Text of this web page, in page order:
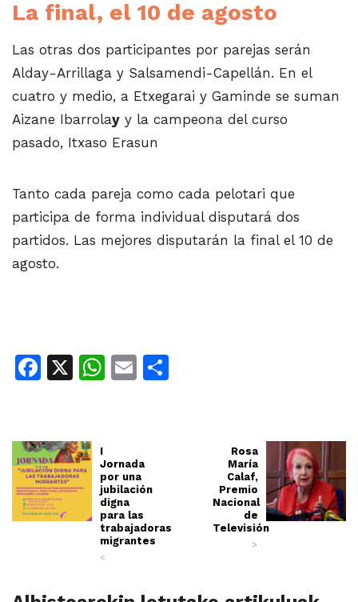
La final, el 10 de agosto
Las otras dos participantes por parejas serán
Alday-Arrillaga y Salsamendi-Capellán. En el
cuatro y medio, a Etxegarai y Gaminde se suman
Aizane Ibarrolay y la campeona del curso
pasado, Itxaso Erasun
Tanto cada pareja como cada pelotari que
participa de forma individual disputará dos
partidos. Las mejores disputarán la final el 10 de
agosto.
Facebook
X WhatsApp
Email
I
Jornada
por una
jubilación
digna
para las
trabajadoras
migrantes
<
Rosa
María
Calaf,
Premio
Nacional
de
Televisión
>